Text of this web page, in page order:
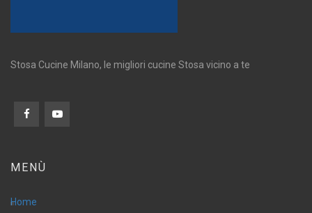
Stosa Cucine Milano, le migliori cucine Stosa vicino a te
MENÙ
Home